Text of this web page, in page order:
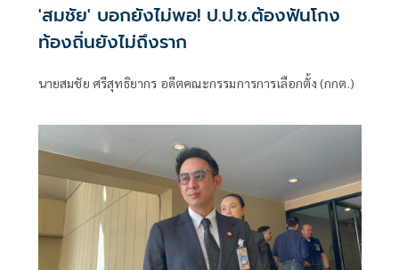
'สมชัย' บอกยังไม่พอ! ป.ป.ช.ต้องฟันโกง
ท้องถิ่นยังไม่ถึงราก
นายสมชัย ศรีสุทธิยากร อดีตคณะกรรมการการเลือกตั้ง (กกต.)